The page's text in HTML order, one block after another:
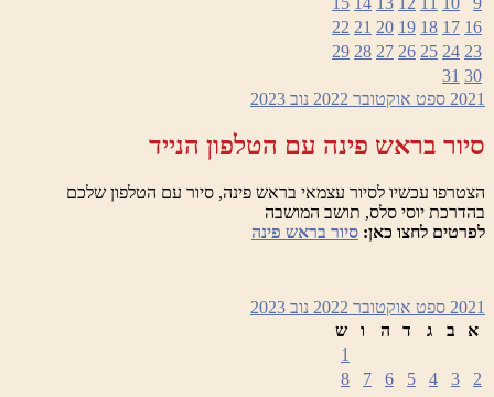
17
18
19
20
21
22
24
25
26
27
28
29
31
ספט אוקטובר 2022 נוב2023
בראש פינה עם הטלפון הנייד
עכשיו לסיור עצמאי בראש פינה, סיור עם הטלפון שלכם
יוסי סלס, תושב המושבה
לחצו כאן: סיור בראש פינה
ספט אוקטובר 2022 נוב2023
ש